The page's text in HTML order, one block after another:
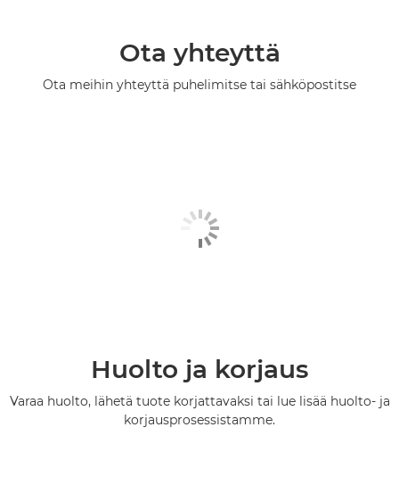
Ota yhteyttä
Ota meihin yhteyttä puhelimitse tai sähköpostitse
Huolto ja korjaus
Varaa huolto, lähetä tuote korjattavaksi tai lue lisää huolto- ja
korjausprosessistamme.